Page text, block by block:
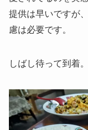
提供は早いですが
慮は必要です。
しばし待って到着。